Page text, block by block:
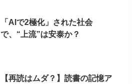
「AIで2極化」された社会
で、“上流”は安泰か？
【再読はムダ？】読書の記憶ア